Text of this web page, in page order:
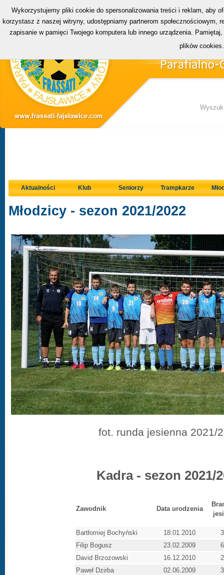
Aktualności Klub Seniorzy Trampkarze
Młodzicy - sezon 2021/2022
fot. runda jesienna 2021/
Kadra - sezon 2021/
Zawodnik Data urodzenia
Bartłomiej Bochyński 18.01.2010
3
Filip Bogusz
23.02.2009
6
David Brzozowski
16.12.2010
2
Paweł Dzirba
02.06.2009
3
Wykorzystujemy pliki cookie do spersonalizowania treści i reklam, aby
korzystasz z naszej witryny, udostępniamy partnerom
zapisanie w pamięci Twojego komputera lub innego urządzenia.
plików